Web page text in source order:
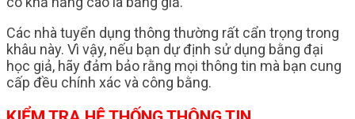
Các nhà tuyển dụng thông thường rất cẩn trọng trong
khâu này. Vì vậy, nếu bạn dự định sử dụng bằng đại
học giả, hãy đảm bảo rằng mọi thông tin mà bạn cung
cấp đều chính xác và công bằng.